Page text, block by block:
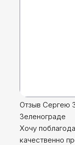
Отзыв Сергею
Зеленограде
Хочу
качественно